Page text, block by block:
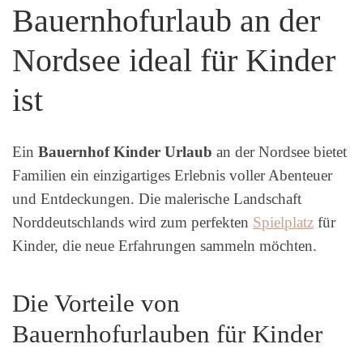
Bauernhofurlaub an der
Nordsee ideal für Kinder
ist
Ein Bauernhof Kinder Urlaub an der Nordsee bietet
Familien ein einzigartiges Erlebnis voller Abenteuer
und Entdeckungen. Die malerische Landschaft
Norddeutschlands wird zum perfekten Spielplatz für
Kinder, die neue Erfahrungen sammeln möchten.
Die Vorteile von
Bauernhofurlauben für Kinder